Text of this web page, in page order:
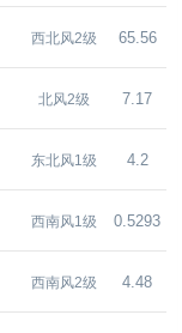
西北风2级 65.56
北风2级 7.17
东北风1级 4.2
西南风1级 0.5293
西南风2级 4.48